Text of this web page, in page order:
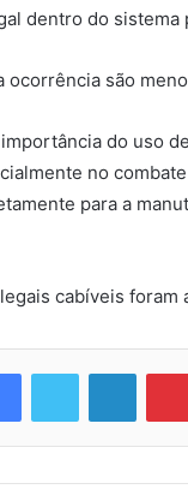
dentro do sistema
ocorrência são
do uso
no
para a
cabíveis
FacebookTwitter